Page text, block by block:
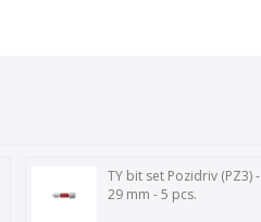
TY bit set Pozidriv (PZ3) -
29 mm - 5 pcs.